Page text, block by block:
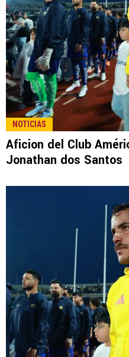
NOTICIAS
Aficion del Club
Jonathan dos Santos